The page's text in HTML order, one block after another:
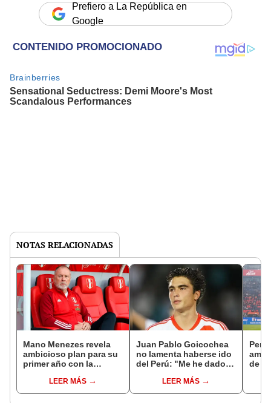
Prefiero a La República en
Google
NOTAS RELACIONADAS
Mano Menezes revela
ambicioso plan para su
primer año con la
"Pensamos tener 8
amistosos"
LEER MÁS
Juan Pablo Goicochea
no lamenta haberse ido
del Perú: "Me he dado
realmente es el nivel
competitivo"
LEER MÁS
Perú
de